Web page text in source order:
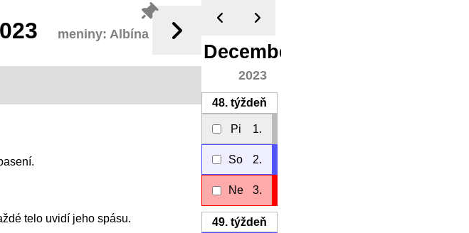
meniny: Albína
telo uvidí jeho spásu.
December
2023
48. týždeň
Pi 1.
So 2.
Ne 3.
49. týždeň